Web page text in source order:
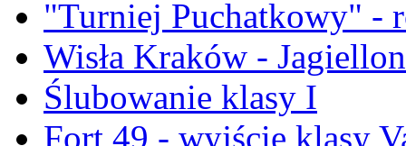
"Turniej Puchatkowy" -
Wisła Kraków -
Ślubowanie klasy I
Fort 49 - wyjście klasy